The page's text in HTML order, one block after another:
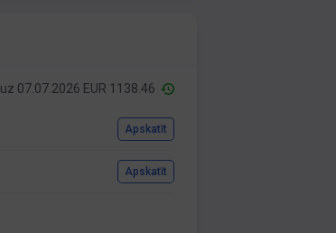
uz 07.07.2026 EUR 1138.46
Apskatīt
Apskatīt